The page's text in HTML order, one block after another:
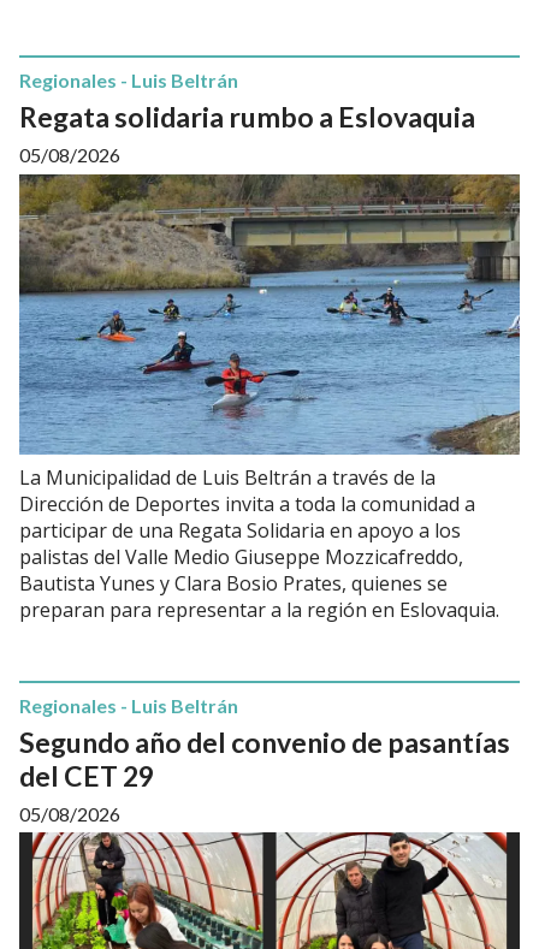
Regata solidaria rumbo a Eslovaquia
Regionales - Luis Beltrán
05/08/2026
La Municipalidad de Luis Beltrán a través de la
Dirección de Deportes invita a toda la comunidad a
participar de una Regata Solidaria en apoyo a los
palistas del Valle Medio Giuseppe Mozzicafreddo,
Bautista Yunes y Clara Bosio Prates, quienes se
preparan para representar a la región en Eslovaquia.
Segundo año del convenio de pasantías
del CET 29
Regionales - Luis Beltrán
05/08/2026